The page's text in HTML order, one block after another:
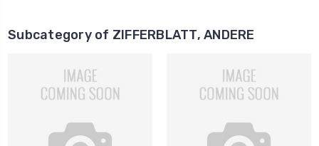
Subcategory of ZIFFERBLATT, ANDERE